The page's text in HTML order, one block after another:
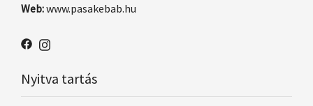
Web:www.pasakebab.hu
Nyitva tartás